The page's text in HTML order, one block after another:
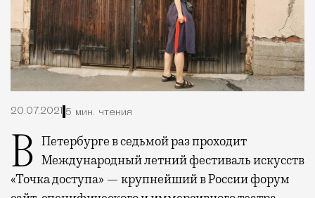
20.07.2021 5 мин. чтения
В Петербурге в седьмой раз проходит Международный летний фестиваль искусств
«Точка доступа» — крупнейший в России форум